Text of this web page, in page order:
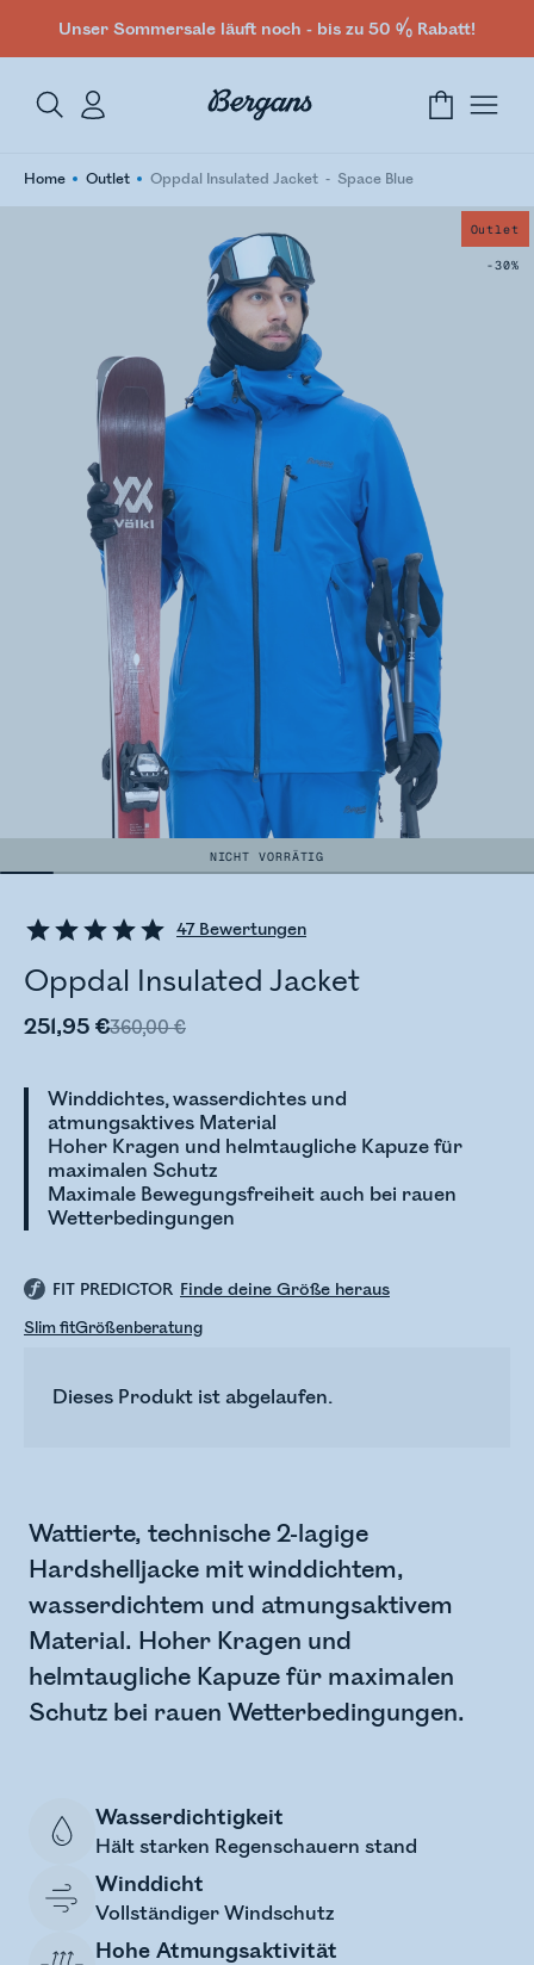
Unser Sommersale läuft noch - bis zu 50 % Rabatt!
Home Outlet Oppdal Insulated Jacket Space Blue
Outlet
-30%
NICHT VORRÄTIG
47Bewertungen
Oppdal Insulated Jacket
251,95 €360,00 €
Winddichtes, wasserdichtes und
atmungsaktives Material
Hoher Kragen und helmtaugliche Kapuze für
maximalen Schutz
Maximale Bewegungsfreiheit auch bei rauen
Wetterbedingungen
FIT PREDICTOR Finde deine Größe heraus
Slim fitGrößenberatung
Dieses Produkt ist abgelaufen.
Wattierte, technische 2-lagige
Hardshelljacke mit winddichtem,
wasserdichtem und atmungsaktivem
Material. Hoher Kragen und
helmtaugliche Kapuze für maximalen
Schutz bei rauen Wetterbedingungen.
Wasserdichtigkeit
Hält starken Regenschauern stand
Winddicht
Vollständiger Windschutz
Hohe Atmungsaktivität